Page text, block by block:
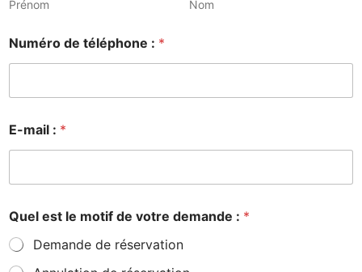
Prénom Nom
Numéro de téléphone : *
E-mail : *
Quel est le motif de votre demande : *
Demande de réservation